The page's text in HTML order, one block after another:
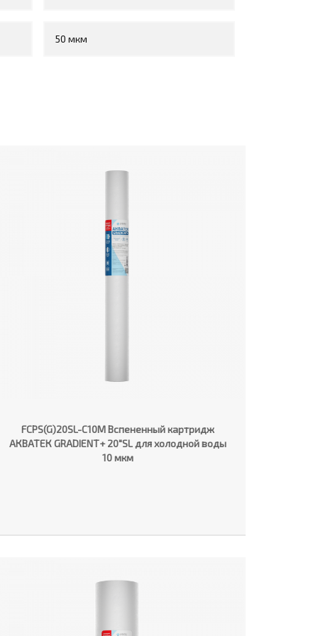
50 мкм
FCPS(G)20SL-C10M Вспененный картридж
АКВАТЕК GRADIENT+ 20"SL для холодной воды
10 мкм